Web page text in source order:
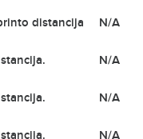
distancija N/A
N/A
N/A
N/A